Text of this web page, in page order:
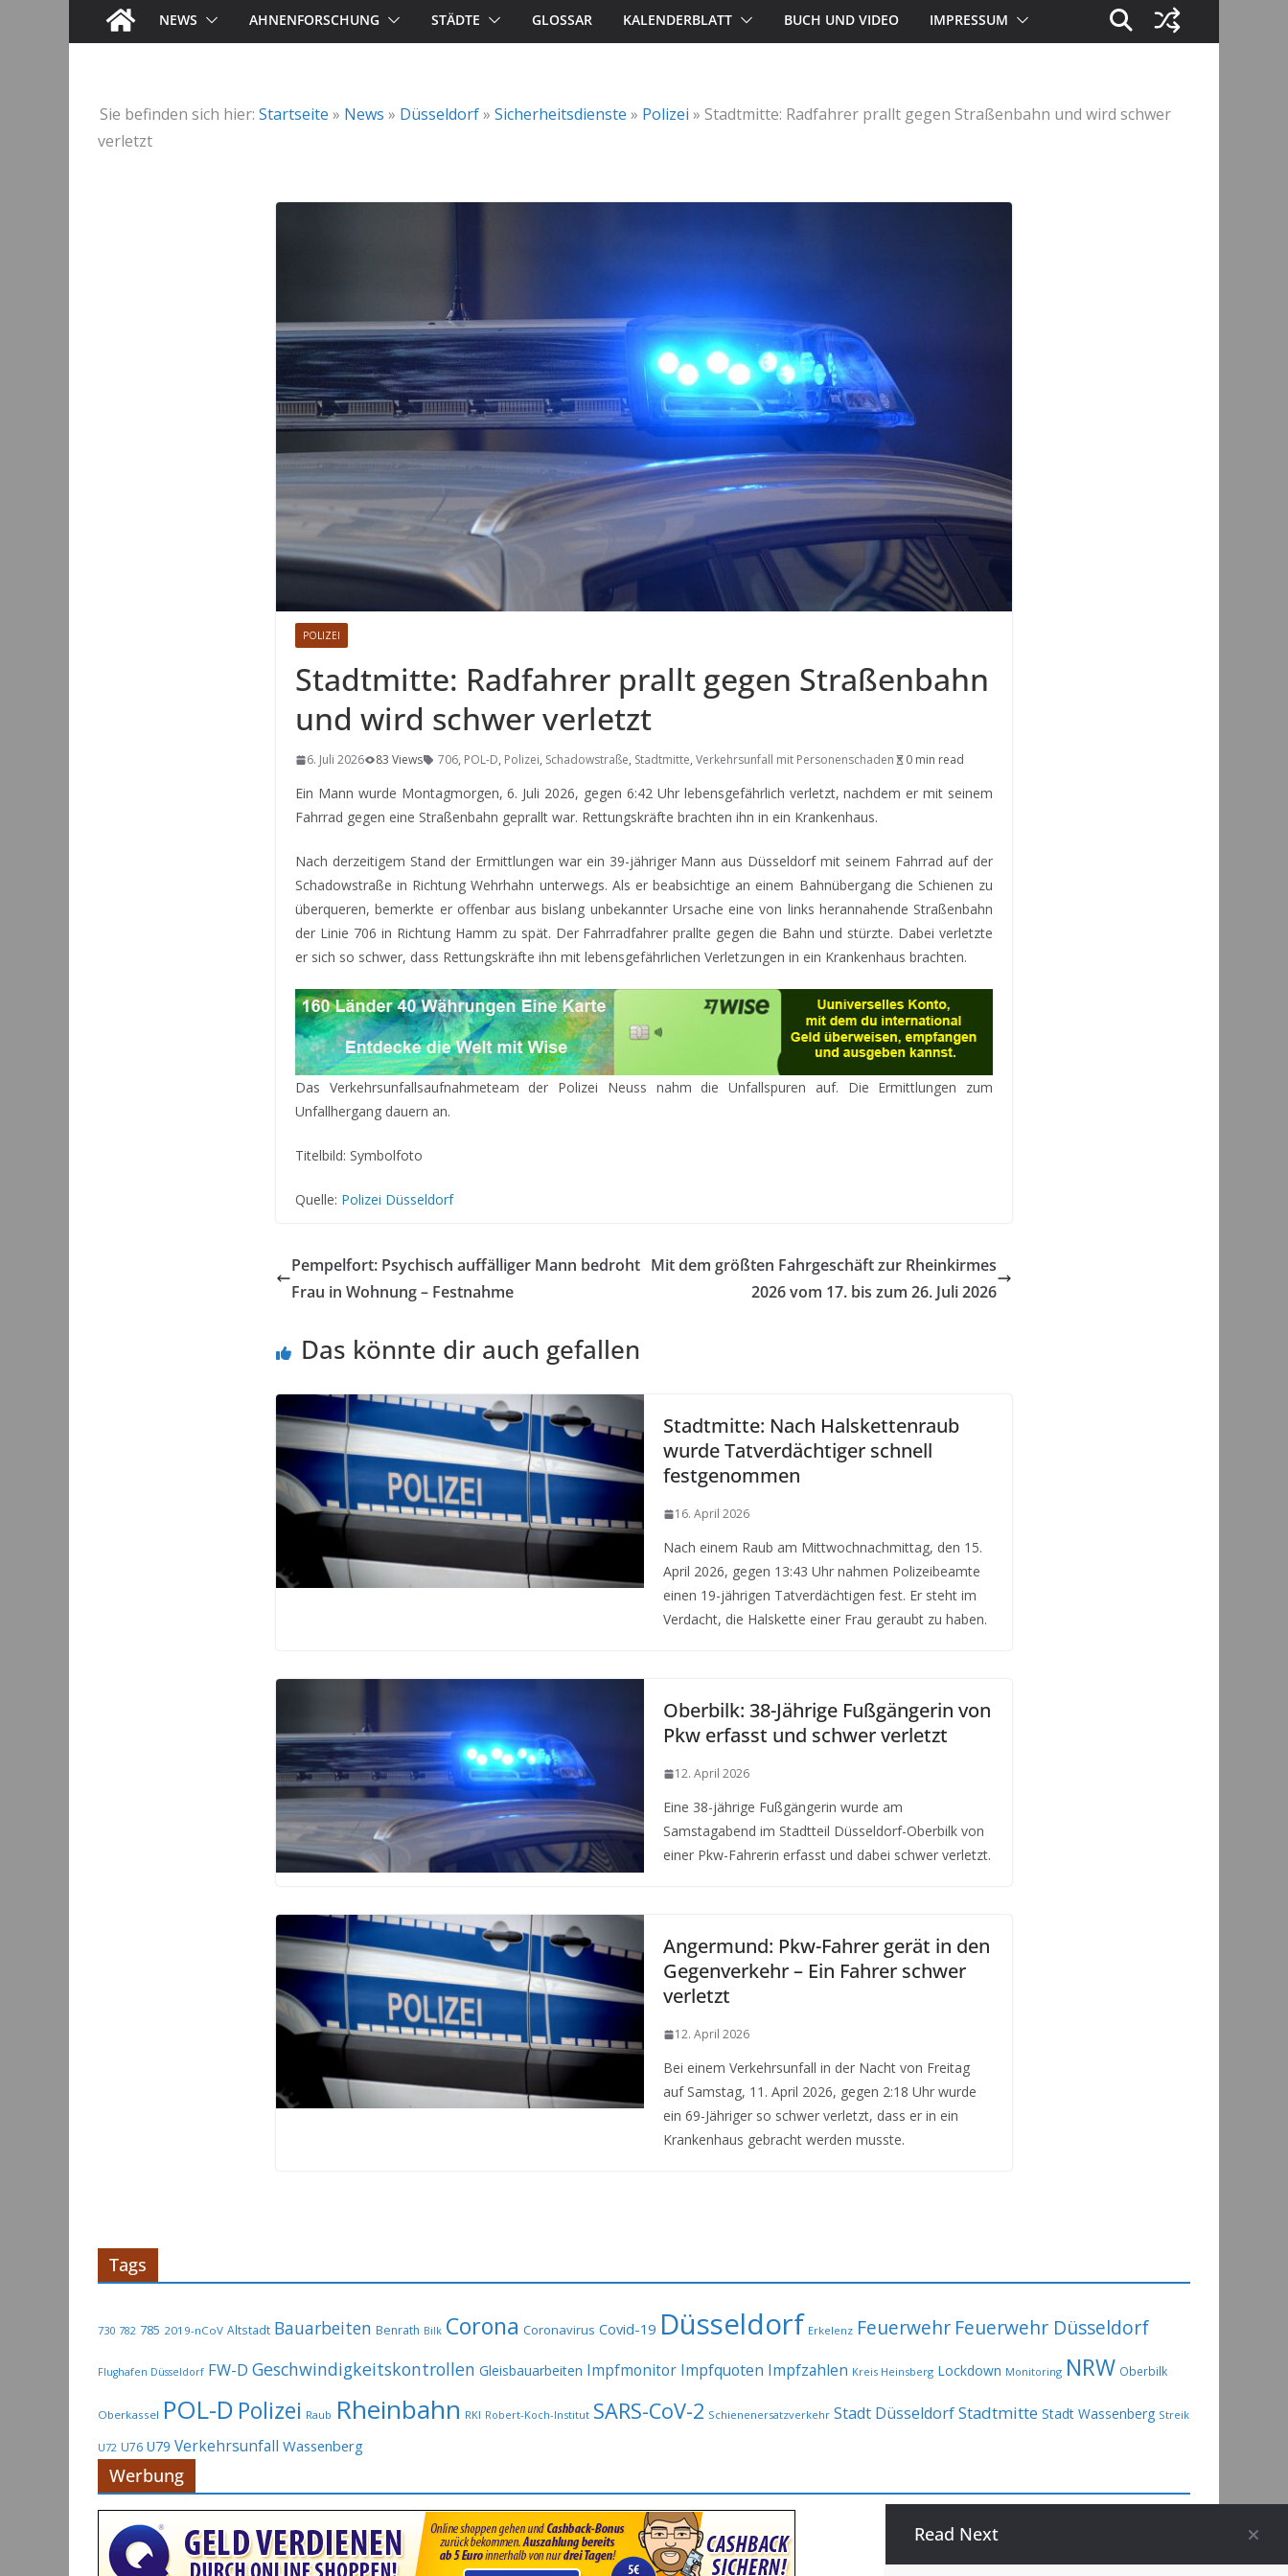
NEWS AHNENFORSCHUNG STÄDTE GLOSSAR KALENDERBLATT BUCH UND VIDEO IMPRESSUM
Sie befinden sich hier: Startseite » News » Düsseldorf» Sicherheitsdienste » Polizei » Stadtmitte: Radfahrer prallt gegen Straßenbahn und wird schwer
verletzt
POLIZEI
Stadtmitte: Radfahrer prallt gegen Straßenbahn
und wird schwer verletzt
6. Juli 2026 83 Views 706, POL-D, Polizei, Schadowstraße, Stadtmitte, Verkehrsunfall mit Personenschaden 0 min read
Ein Mann wurde Montagmorgen, 6. Juli 2026, gegen 6:42 Uhr lebensgefährlich verletzt, nachdem er mit seinem
Fahrrad gegen eine Straßenbahn geprallt war. Rettungskräfte brachten ihn in ein Krankenhaus.
Nach derzeitigem Stand der Ermittlungen war ein 39-jähriger Mann aus Düsseldorf mit seinem Fahrrad auf der
Schadowstraße in Richtung Wehrhahn unterwegs. Als er beabsichtige an einem Bahnübergang die Schienen zu
überqueren, bemerkte er offenbar aus bislang unbekannter Ursache eine von links herannahende Straßenbahn
der Linie 706 in Richtung Hamm zu spät. Der Fahrradfahrer prallte gegen die Bahn und stürzte. Dabei verletzte
er sich so schwer, dass Rettungskräfte ihn mit lebensgefährlichen Verletzungen in ein Krankenhaus brachten.
Das Verkehrsunfallsaufnahmeteam der Polizei Neuss nahm die Unfallspuren auf. Die Ermittlungen zum
Unfallhergang dauern an.
Titelbild: Symbolfoto
Quelle: Polizei Düsseldorf
Pempelfort: Psychisch auffälliger Mann bedroht
Frau in Wohnung – Festnahme
Mit dem größten Fahrgeschäft zur Rheinkirmes
2026 vom 17. bis zum 26. Juli 2026
Das könnte dir auch gefallen
Stadtmitte: Nach Halskettenraub
wurde Tatverdächtiger schnell
festgenommen
16. April 2026
Nach einem Raub am Mittwochnachmittag, den 15.
April 2026, gegen 13:43 Uhr nahmen Polizeibeamte
einen 19-jährigen Tatverdächtigen fest. Er steht im
Verdacht, die Halskette einer Frau geraubt zu haben.
Oberbilk: 38-Jährige Fußgängerin von
Pkw erfasst und schwer verletzt
12. April 2026
Eine 38-jährige Fußgängerin wurde am
Samstagabend im Stadtteil Düsseldorf-Oberbilk von
einer Pkw-Fahrerin erfasst und dabei schwer verletzt.
Angermund: Pkw-Fahrer gerät in den
Gegenverkehr – Ein Fahrer schwer
verletzt
12. April 2026
Bei einem Verkehrsunfall in der Nacht von Freitag
auf Samstag, 11. April 2026, gegen 2:18 Uhr wurde
ein 69-Jähriger so schwer verletzt, dass er in ein
Krankenhaus gebracht werden musste.
Tags
730 782 785 2019-nCoV Altstadt Bauarbeiten Benrath Bilk Corona Coronavirus Covid-19 Düsseldorf Erkelenz Feuerwehr Feuerwehr Düsseldorf
Flughafen Düsseldorf FW-D Geschwindigkeitskontrollen Gleisbauarbeiten Impfmonitor Impfquoten Impfzahlen Kreis Heinsberg Lockdown Monitoring NRW Oberbilk
Oberkassel POL-D Polizei Raub Rheinbahn RKI Robert-Koch-Institut SARS-CoV-2 Schienenersatzverkehr Stadt DüsseldorfStadtmitte Stadt Wassenberg Streik
U72 U76 U79 Verkehrsunfall Wassenberg
Werbung
Read Next